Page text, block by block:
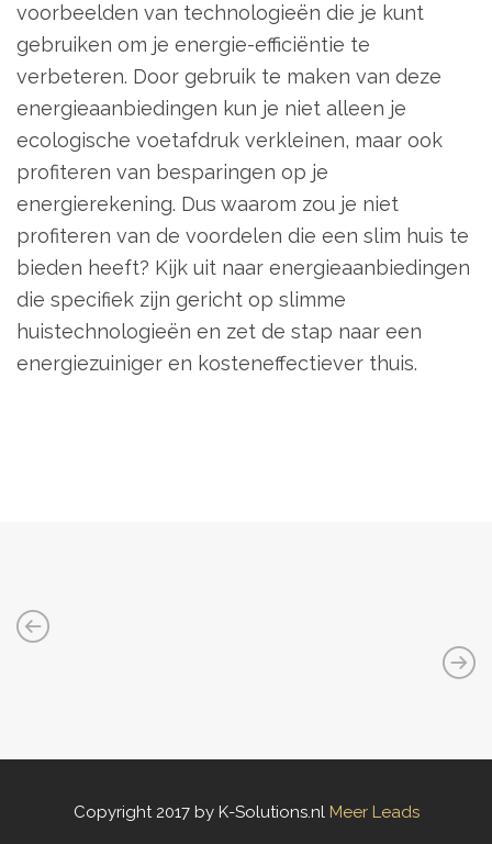
voorbeelden van technologieën die je kunt
gebruiken om je energie-efficiëntie te
verbeteren. Door gebruik te maken van deze
energieaanbiedingen kun je niet alleen je
ecologische voetafdruk verkleinen, maar ook
profiteren van besparingen op je
energierekening. Dus waarom zou je niet
profiteren van de voordelen die een slim huis te
bieden heeft? Kijk uit naar energieaanbiedingen
die specifiek zijn gericht op slimme
huistechnologieën en zet de stap naar een
energiezuiniger en kosteneffectiever thuis.
Copyright 2017 by K-Solutions.nl Meer Leads